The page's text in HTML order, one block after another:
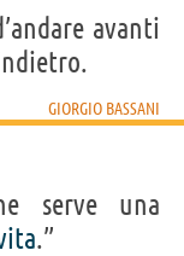
avanti
GIORGIO BASSANI
serve una
.”